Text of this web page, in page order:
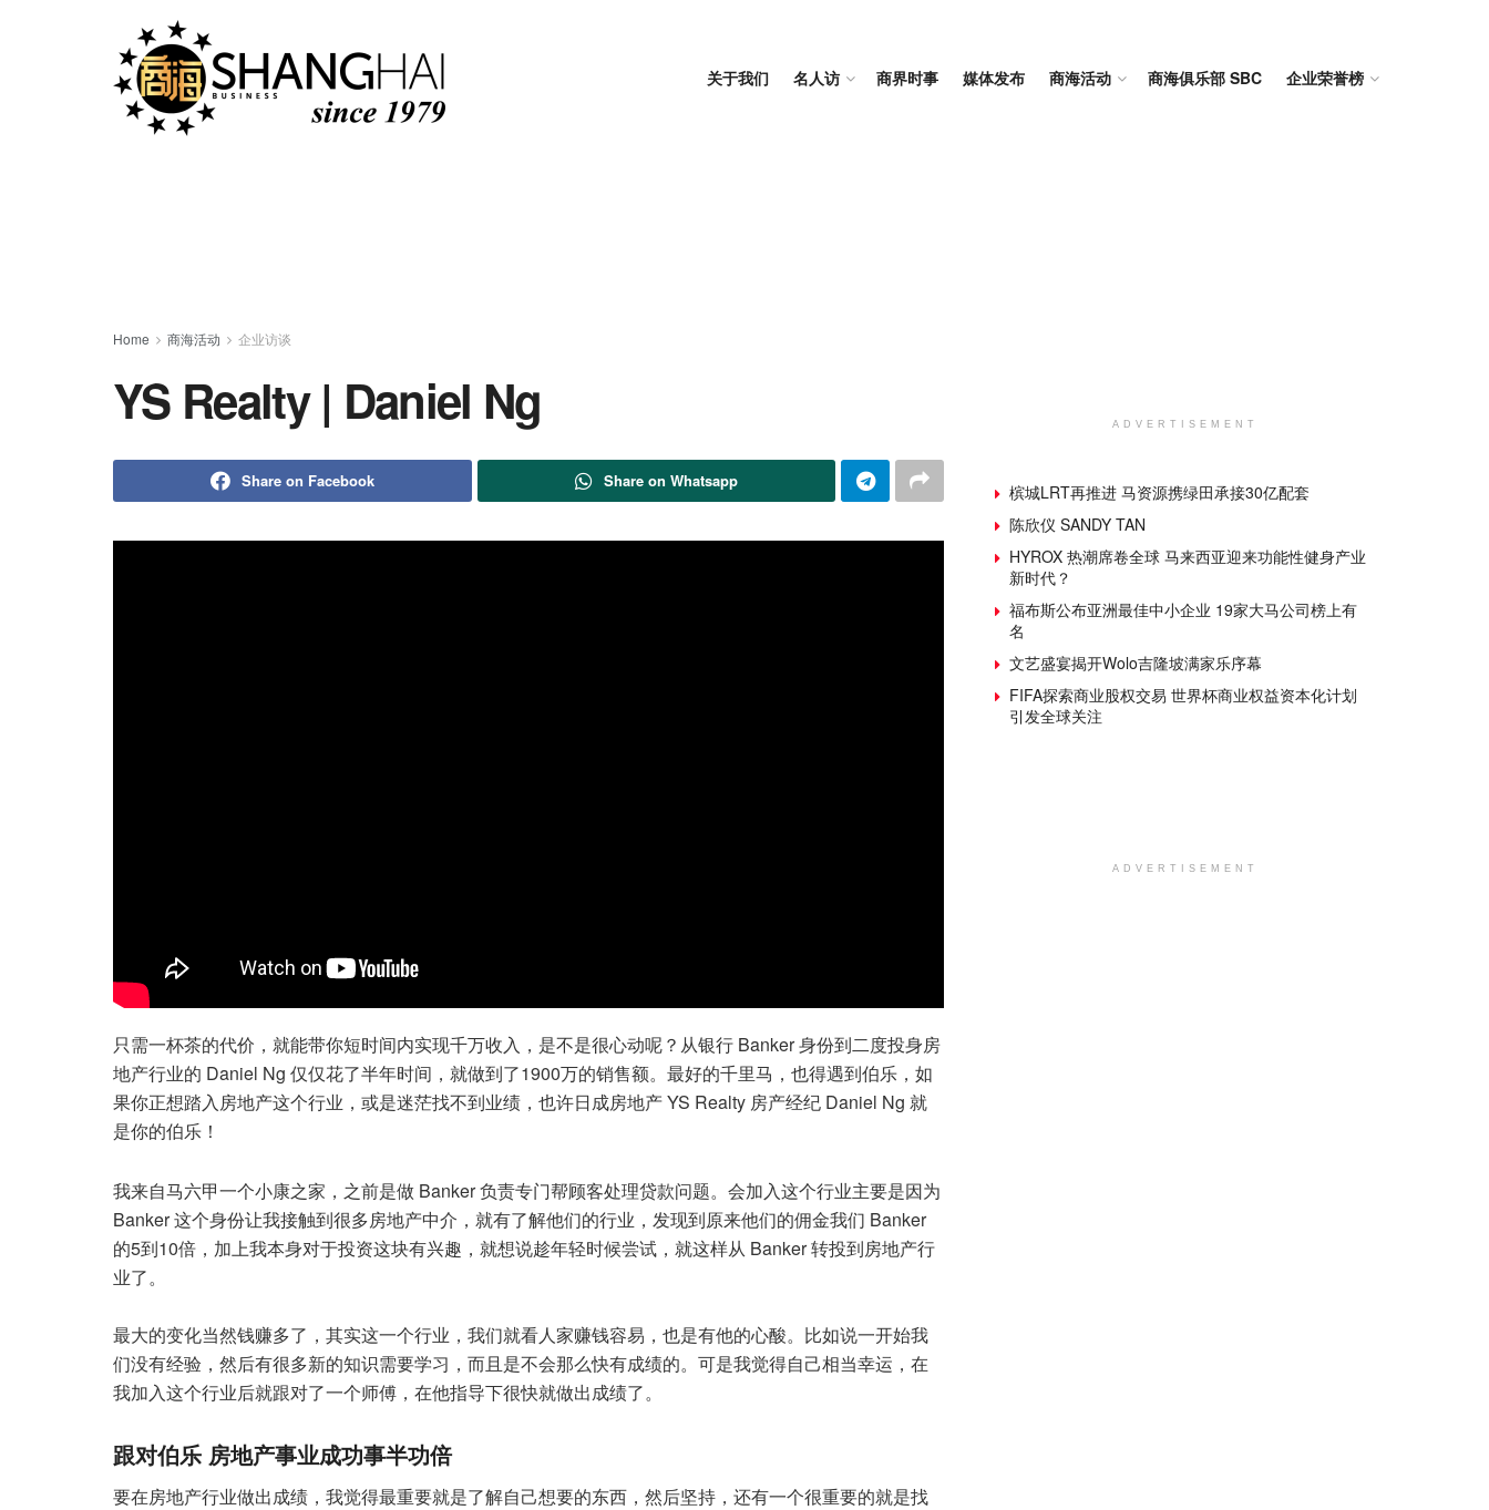
关于我们 名人访 商界时事 媒体发布 商海活动 商海俱乐部 SBC 企业荣誉榜
Home 商海活动 企业访谈
YS Realty | Daniel Ng
Share on Facebook Share on Whatsapp
只需一杯茶的代价，就能带你短时间内实现千万收入，是不是很心动呢？从银行 Banker 身份到二度投身房
地产行业的 Daniel Ng 仅仅花了半年时间，就做到了1900万的销售额。最好的千里马，也得遇到伯乐，如
果你正想踏入房地产这个行业，或是迷茫找不到业绩，也许日成房地产 YS Realty 房产经纪 Daniel Ng 就
是你的伯乐！
我来自马六甲一个小康之家，之前是做 Banker 负责专门帮顾客处理贷款问题。会加入这个行业主要是因为
Banker 这个身份让我接触到很多房地产中介，就有了解他们的行业，发现到原来他们的佣金我们 Banker
的5到10倍，加上我本身对于投资这块有兴趣，就想说趁年轻时候尝试，就这样从 Banker 转投到房地产行
业了。
最大的变化当然钱赚多了，其实这一个行业，我们就看人家赚钱容易，也是有他的心酸。比如说一开始我
们没有经验，然后有很多新的知识需要学习，而且是不会那么快有成绩的。可是我觉得自己相当幸运，在
我加入这个行业后就跟对了一个师傅，在他指导下很快就做出成绩了。
跟对伯乐 房地产事业成功事半功倍
要在房地产行业做出成绩，我觉得最重要就是了解自己想要的东西，然后坚持，还有一个很重要的就是找
ADVERTISEMENT
槟城LRT再推进 马资源携绿田承接30亿配套
陈欣仪 SANDY TAN
HYROX 热潮席卷全球 马来西亚迎来功能性健身产业
新时代？
福布斯公布亚洲最佳中小企业 19家大马公司榜上有
名
文艺盛宴揭开Wolo吉隆坡满家乐序幕
FIFA探索商业股权交易 世界杯商业权益资本化计划
引发全球关注
ADVERTISEMENT